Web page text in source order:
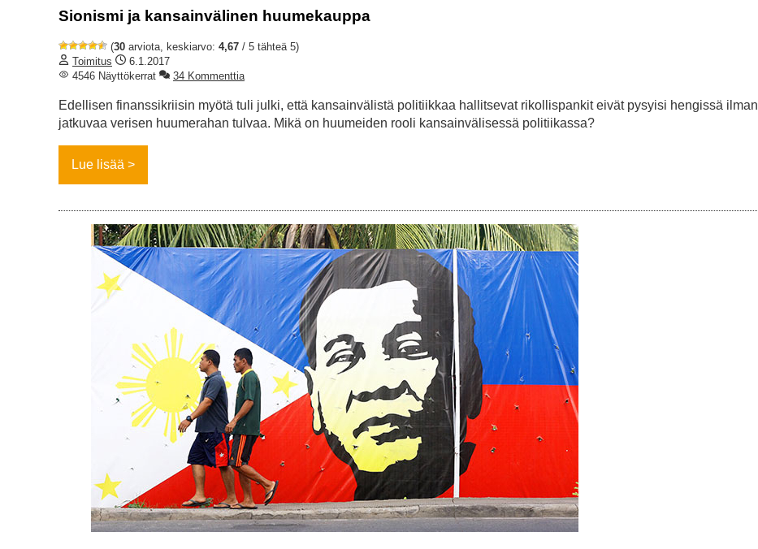
Sionismi ja kansainvälinen huumekauppa
(30 arviota, keskiarvo: 4,67 / 5 tähteä 5)
Toimitus
6.1.2017
4546 Näyttökerrat
34 Kommenttia
Edellisen finanssikriisin myötä tuli julki, että kansainvälistä politiikkaa hallitsevat rikollispankit eivät pysyisi hengissä ilman
jatkuvaa verisen huumerahan tulvaa. Mikä on huumeiden rooli kansainvälisessä politiikassa?
Lue lisää